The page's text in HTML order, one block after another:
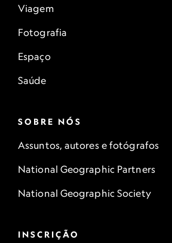
Viagem
Fotografia
Espaço
Saúde
SOBRE NÓS
Assuntos, autores e fotógrafos
National Geographic Partners
National Geographic Society
INSCRIÇÃO